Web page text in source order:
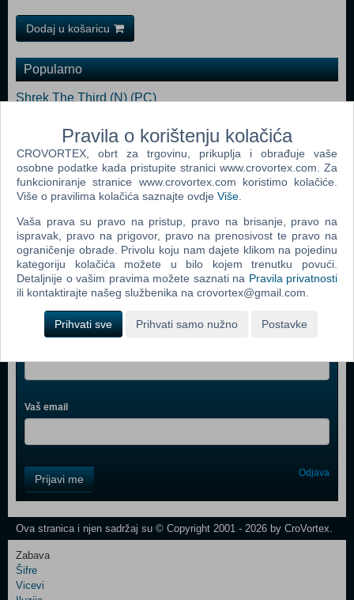
Dodaj u košaricu
Popularno
Shrek The Third (N) (PC)
Fahrenheit (N) (PC)
Dreamfall: The Longest Journey (PC)
Pirates Of The Caribbean: Legend Of Jack Sparrow (PC)
Secret Files Tunguska (PC)
Webshop newsletter
Vaš email
Field
One
Newsletter
Control
Field
Prijavi me Odjava
Ova stranica i njen sadržaj su © Copyright 2001 - 2026 by CroVortex.
Zabava
Šifre
Vicevi
Pravila o korištenju kolačića
CROVORTEX, obrt za trgovinu, prikuplja i obrađuje vaše
osobne podatke kada pristupite stranici www.crovortex.com. Za
funkcioniranje stranice www.crovortex.com koristimo kolačiće.
Više o pravilima kolačića saznajte ovdje Više
Vaša prava su pravo na pristup, pravo na brisanje, pravo na
ispravak, pravo na prigovor, pravo na prenosivost te pravo na
ograničenje obrade. Privolu koju nam dajete klikom na pojedinu
kategoriju kolačića možete u bilo kojem trenutku povući.
Detaljnije o vašim pravima možete saznati na Pravila privatnosti
ili kontaktirajte našeg službenika na crovortex@gmail.com.
Prihvati sve Prihvati samo nužno Postavke